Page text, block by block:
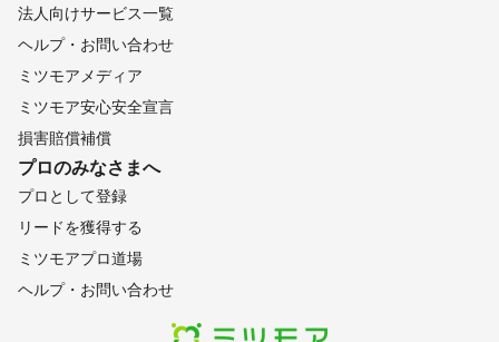
法人向けサービス一覧
ヘルプ・お問い合わせ
ミツモアメディア
ミツモア安心安全宣言
損害賠償補償
プロのみなさまへ
プロとして登録
リードを獲得する
ミツモアプロ道場
ヘルプ・お問い合わせ